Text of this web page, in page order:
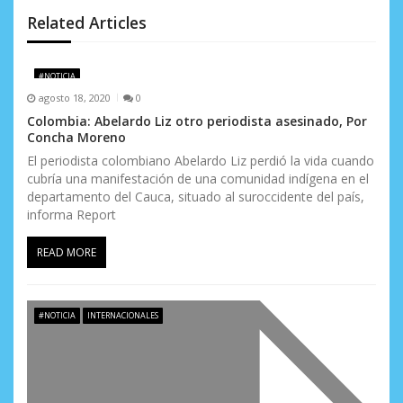
e
e
n
t
r
a
d
a
s
Related Articles
#NOTICIA
agosto 18, 2020 0
Colombia: Abelardo Liz otro periodista asesinado, Por
Concha Moreno
El periodista colombiano Abelardo Liz perdió la vida cuando
cubría una manifestación de una comunidad indígena en el
departamento del Cauca, situado al suroccidente del país,
informa Report
READ MORE
#NOTICIA INTERNACIONALES